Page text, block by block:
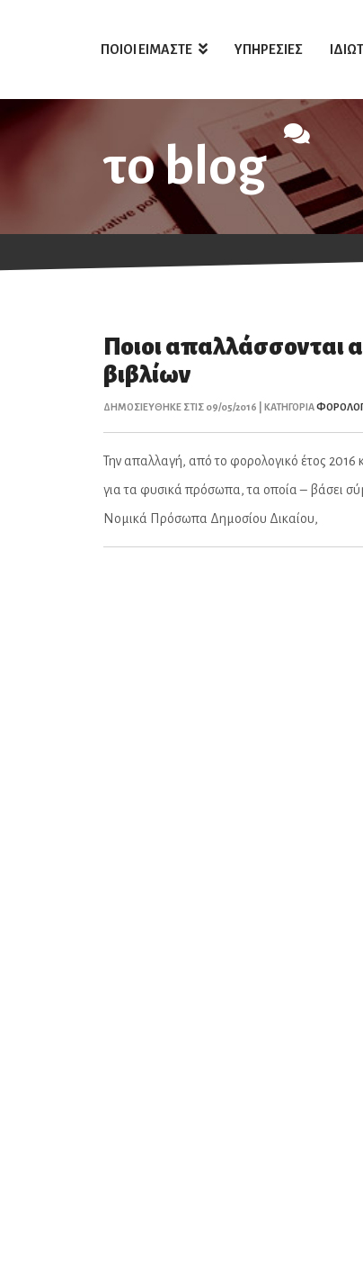
ΠΟΙΟΙ ΕΙΜΑΣΤΕ ΥΠΗΡΕΣΙΕΣ
το blog
Ποιοι
βιβλίων
ΔΗΜΟΣΙΕΥΘΗΚΕ ΣΤΙΣ 09/05/2016 | ΚΑΤΗΓΟΡΙΑ
Την απαλλαγή, από το φορολογικό έτος 2016
για τα φυσικά πρόσωπα, τα οποία – βάσει
Νομικά Πρόσωπα Δημοσίου Δικαίου,